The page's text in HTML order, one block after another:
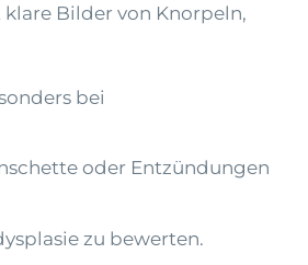
Bilder von Knorpeln,
bei
oder Entzündungen
zu bewerten.